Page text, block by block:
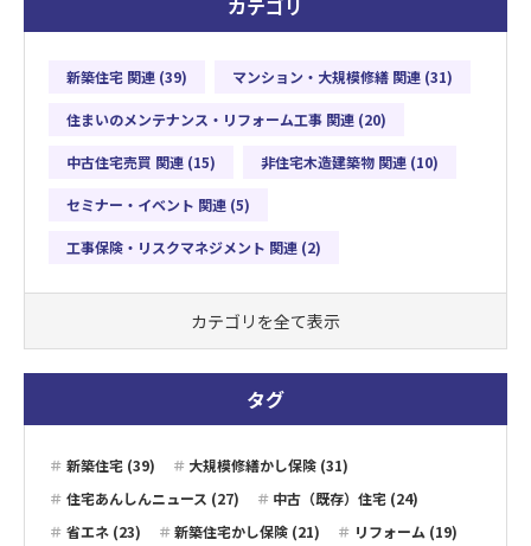
カテゴリ
新築住宅 関連 (39) マンション・大規模修繕 関連 (31)
住まいのメンテナンス・リフォーム工事 関連 (20)
中古住宅売買 関連 (15) 非住宅木造建築物 関連 (10)
セミナー・イベント 関連 (5)
工事保険・リスクマネジメント 関連 (2)
カテゴリを全て表示
タグ
新築住宅 (39)
大規模修繕かし保険 (31)
住宅あんしんニュース (27)
中古（既存）住宅 (24)
省エネ (23)
新築住宅かし保険 (21)
リフォーム (19)